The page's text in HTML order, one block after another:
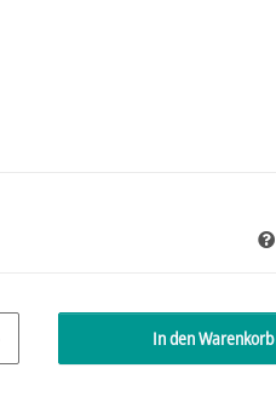
In den Warenkorb